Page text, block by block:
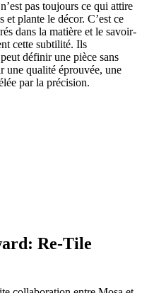
pas toujours ce qui attire
et plante le décor. C’est ce
dans la matière et le savoir-
cette subtilité. Ils
définir une pièce sans
une qualité éprouvée, une
par la précision.
Re-Tile